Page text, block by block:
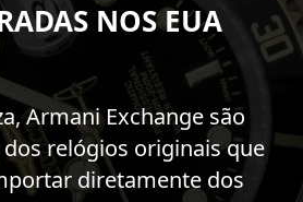
NOS EUA
Armani Exchange são
relógios originais que
diretamente dos